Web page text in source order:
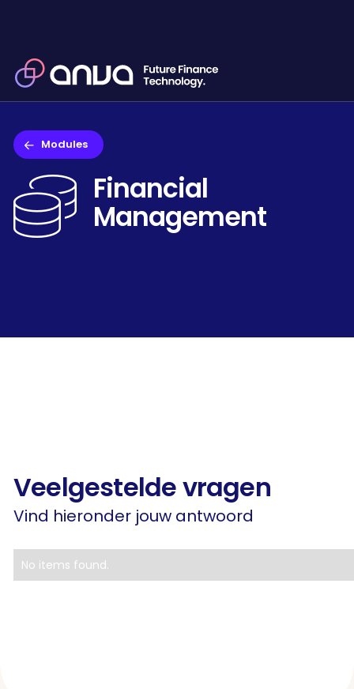
Modules
 Financial
Management
Veelgestelde vragen
Vind hieronder jouw antwoord
No items found.